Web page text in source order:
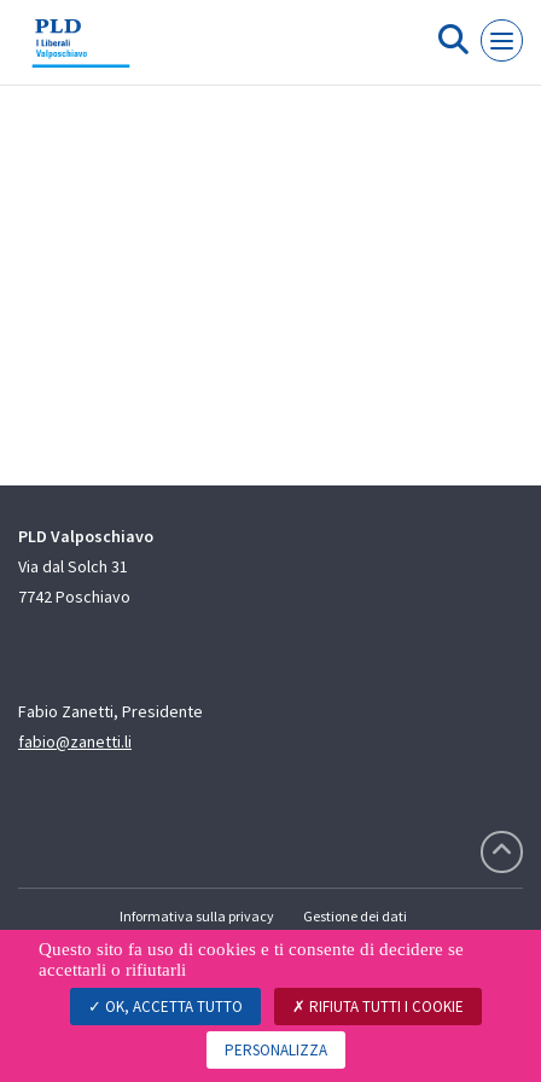
PLD Valposchiavo
Via dal Solch 31
7742 Poschiavo
Fabio Zanetti, Presidente
fabio@zanetti.li
Informativa sulla privacy Gestione dei dati
© PLR.I Liberali Radicali
Una creazione
Cookies management panel
Questo sito fa uso di cookies e ti consente di decidere se
accettarli o rifiutarli
OK, ACCETTA TUTTO RIFIUTA TUTTI I COOKIE
PERSONALIZZA